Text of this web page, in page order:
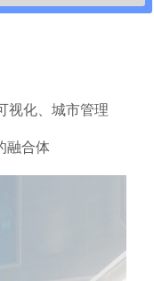
视化、城市管理
融合体